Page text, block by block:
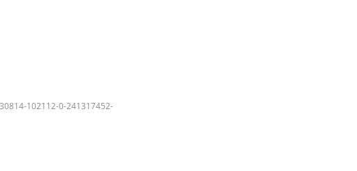
102112-0-241317452-